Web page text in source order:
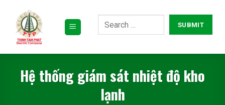
dung
Hệ thống giám sát nhiệt độ kho
lạnh